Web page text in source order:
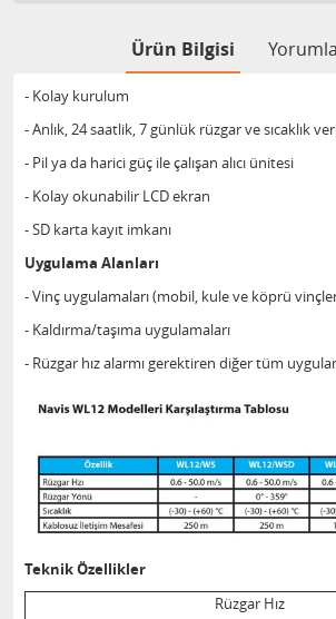
Ürün Bilgisi
- Kolay kurulum
- Anlık, 24 saatlik, 7 günlük rüzgar ve sıcaklık
- Pil ya da harici güç ile çalışan alıcı ünitesi
- Kolay okunabilir LCD ekran
- SD karta kayıt imkanı
Uygulama Alanları
- Vinç uygulamaları (mobil, kule ve köprü
- Kaldırma/taşıma uygulamaları
- Rüzgar hız alarmı gerektiren diğer tüm
Teknik Özellikler
Rüzgar Hız